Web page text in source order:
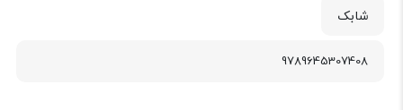
شابک
9789645307408